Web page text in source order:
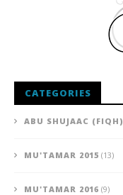
CATEGORIES
ABU SHUJAAC (FIQH)
MU'TAMAR 2015 (13)
MU'TAMAR 2016 (9)